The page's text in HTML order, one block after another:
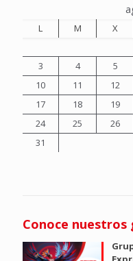
L M X
3
4 5
10
11 12
17
18 19
24
25 26
31
Conoce